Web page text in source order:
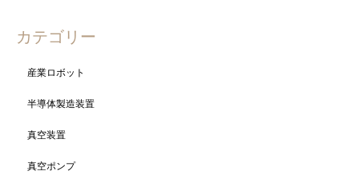
カテゴリー
産業ロボット
半導体製造装置
真空装置
真空ポンプ